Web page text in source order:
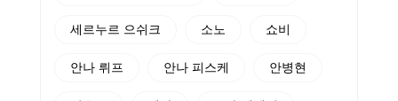
세르누르 으쉬크 소노 쇼비
안나 뤼프 안나 피스케 안병현